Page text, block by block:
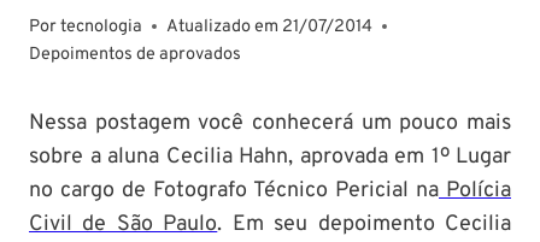
Portecnologia Atualizado em 21/07/2014
Depoimentos de aprovados
Nessa postagem você conhecerá um pouco mais
sobre a aluna Cecilia Hahn, aprovada em 1º Lugar
no cargo de Fotografo Técnico Pericial naPolícia
Civil de São Paulo. Em seu depoimento Cecilia